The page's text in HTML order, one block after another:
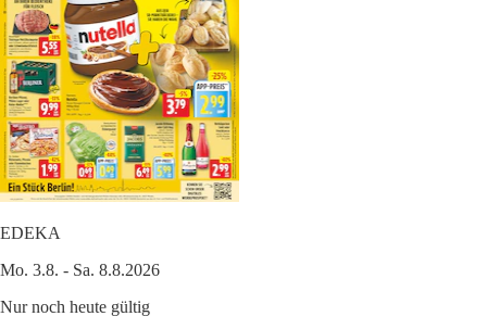
EDEKA
Mo. 3.8. - Sa. 8.8.2026
Nur noch heute gültig